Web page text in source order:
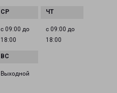
с 09:00 до
18:00
с 09:00 до
18:00
Выходной